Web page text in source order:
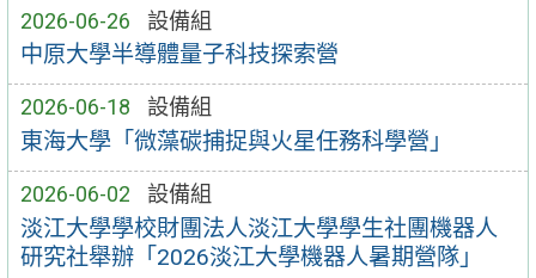
2026-06-26 設備組
中原大學半導體量子科技探索營
2026-06-18 設備組
東海大學「微藻碳捕捉與火星任務科學營」
2026-06-02 設備組
淡江大學學校財團法人淡江大學學生社團機器人
研究社舉辦「2026淡江大學機器人暑期營隊」